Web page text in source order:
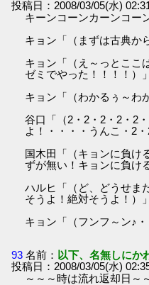
投稿日：2008/03/05(水)
キーンコーンカーンコー
キョン「（まずは古典か
キョン「（え～っとここ
ゼミでやった！！！！）」
キョン「（わかるぅ～わ
谷口「（2・2・2・2・2
よ！・・・・うんこ・2・
国木田「（キョンに負け
ずが無い！キョンに負け
ハルヒ「（ど、どうせま
そうよ！絶対そうよ！）」
キョン「（フンフ～ン♪・
93 名前： 以下、名無しにか
投稿日：2008/03/05(水)
～～～時は流れ返却日～